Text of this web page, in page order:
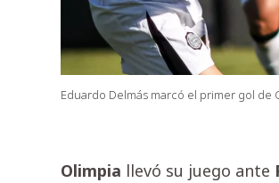
Eduardo Delmás marcó el primer gol de
Olimpia llevó su juego ante